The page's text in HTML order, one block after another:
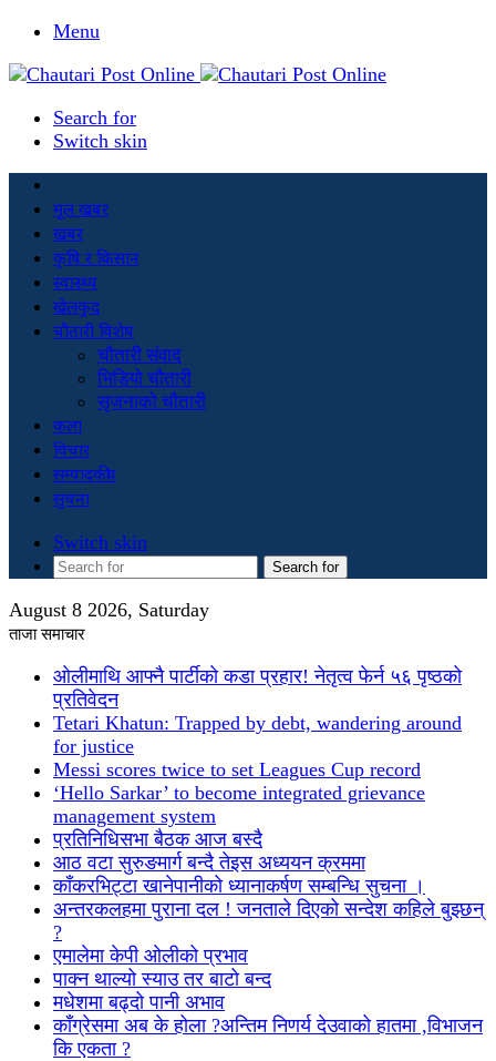
Menu
Search for
Switch skin
मूल खबर
खबर
कृषि र किसान
स्वास्थ्य
खेलकुद
चौतारी विशेष
चौतारी संवाद
भिडियो चौतारी
सृजनाको चौतारी
कला
विचार
सम्पादकीय
सुचना
Switch skin
Search for
August 8 2026, Saturday
ताजा समाचार
ओलीमाथि आफ्नै पार्टीको कडा प्रहार! नेतृत्व फेर्न ५६ पृष्ठको
प्रतिवेदन
Tetari Khatun: Trapped by debt, wandering around
for justice
Messi scores twice to set Leagues Cup record
‘Hello Sarkar’ to become integrated grievance
management system
प्रतिनिधिसभा बैठक आज बस्दै
आठ वटा सुरुङमार्ग बन्दै तेइस अध्ययन क्रममा
काँकरभिट्टा खानेपानीको ध्यानाकर्षण सम्बन्धि सुचना ।
अन्तरकलहमा पुराना दल ! जनताले दिएको सन्देश कहिले बुझ्छन्
?
एमालेमा केपी ओलीको प्रभाव
पाक्न थाल्यो स्याउ तर बाटो बन्द
मधेशमा बढ्दो पानी अभाव
काँग्रेसमा अब के होला ?अन्तिम निणर्य देउवाको हातमा ,विभाजन
कि एकता ?